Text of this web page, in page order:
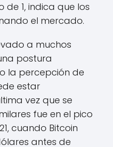
1, indica que los
el mercado.
a muchos
postura
la percepción de
estar
vez que se
fue en el pico
cuando Bitcoin
antes de